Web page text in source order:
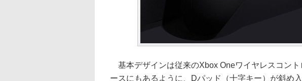
基本デザインは従来のXbox Oneワイヤレスコント
ースにもあるように、Dパッド（十字キー）が斜め